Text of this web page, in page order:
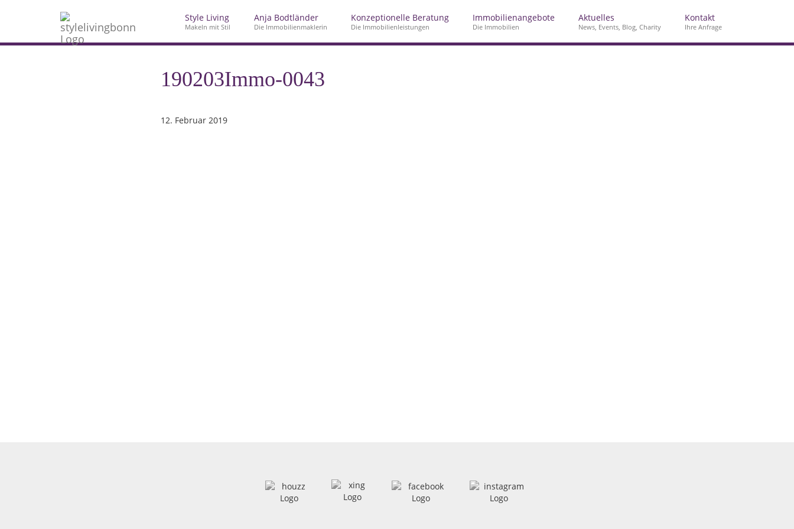
Style Living
Makeln mit Stil
Anja Bodtländer
Die Immobilienmaklerin
Konzeptionelle Beratung
Die Immobilienleistungen
Immobilienangebote
Die Immobilien
Aktuelles
News, Events, Blog, Charity
Kontakt
Ihre Anfrage
190203Immo-0043
12. Februar 2019